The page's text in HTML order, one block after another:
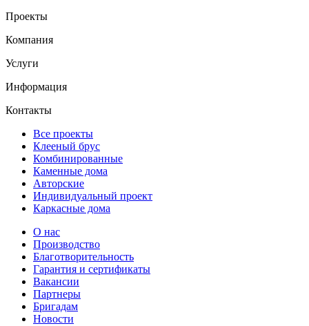
Проекты
Компания
Услуги
Информация
Контакты
Все проекты
Клееный брус
Комбинированные
Каменные дома
Авторские
Индивидуальный проект
Каркасные дома
О нас
Производство
Благотворительность
Гарантия и сертификаты
Вакансии
Партнеры
Бригадам
Новости